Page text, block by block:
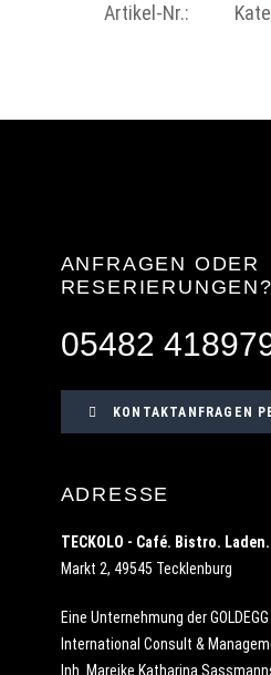
Artikel-Nr.:
ANFRAGEN ODER
RESERIERUNGEN?
05482
KONTAKTANFRAGEN
ADRESSE
TECKOLO - Café. Bistro. Laden.
Markt 2, 49545 Tecklenburg
Eine Unternehmung der GOLDEGG
International Consult &
Inh. Mareike Katharina